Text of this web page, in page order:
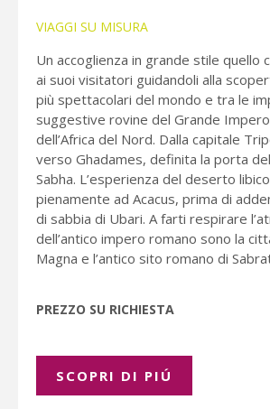
VIAGGI SU MISURA
Un accoglienza in grande stile quello
ai suoi visitatori guidandoli alla
più spettacolari del mondo e tra le
suggestive rovine del Grande
dell’Africa del Nord. Dalla capitale
verso Ghadames, definita la porta
Sabha. L’esperienza del deserto
pienamente ad Acacus, prima di
di sabbia di Ubari. A farti respirare
dell’antico impero romano sono la
Magna e l’antico sito romano di
PREZZO SU RICHIESTA
SCOPRI DI PIÚ